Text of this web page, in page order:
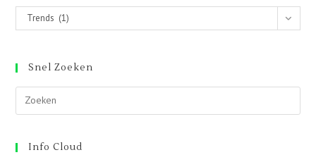
Categorieën
Trends (1)
Snel Zoeken
Info Cloud